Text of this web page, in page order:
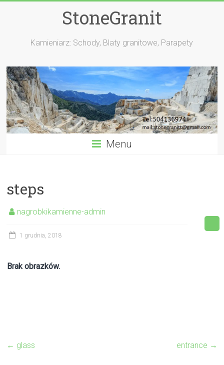
StoneGranit
Kamieniarz: Schody, Blaty granitowe, Parapety
Menu
steps
nagrobkikamienne-admin
1 grudnia, 2018
Brak obrazków.
← glass entrance →